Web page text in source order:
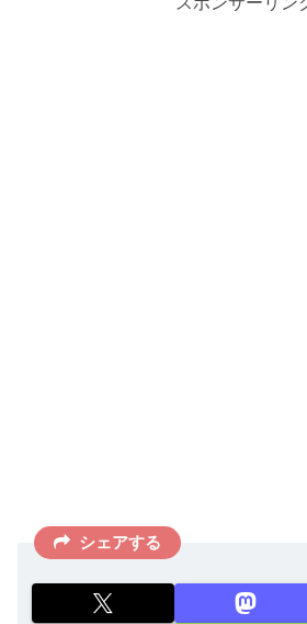
シェアする